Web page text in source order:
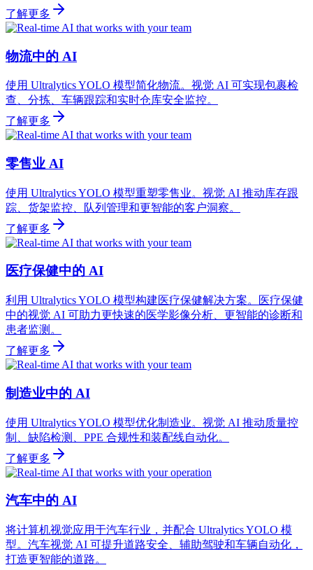
了解更多
物流中的 AI
使用 Ultralytics YOLO 模型简化物流。视觉 AI 可实现包裹检
查、分拣、车辆跟踪和实时仓库安全监控。
了解更多
零售业 AI
使用 Ultralytics YOLO 模型重塑零售业。视觉 AI 推动库存跟
踪、货架监控、队列管理和更智能的客户洞察。
了解更多
医疗保健中的 AI
利用 Ultralytics YOLO 模型构建医疗保健解决方案。医疗保健
中的视觉 AI 可助力更快速的医学影像分析、更智能的诊断和
患者监测。
了解更多
制造业中的 AI
使用 Ultralytics YOLO 模型优化制造业。视觉 AI 推动质量控
制、缺陷检测、PPE 合规性和装配线自动化。
了解更多
汽车中的 AI
将计算机视觉应用于汽车行业，并配合 Ultralytics YOLO 模
型。汽车视觉 AI 可提升道路安全、辅助驾驶和车辆自动化，
打造更智能的道路。